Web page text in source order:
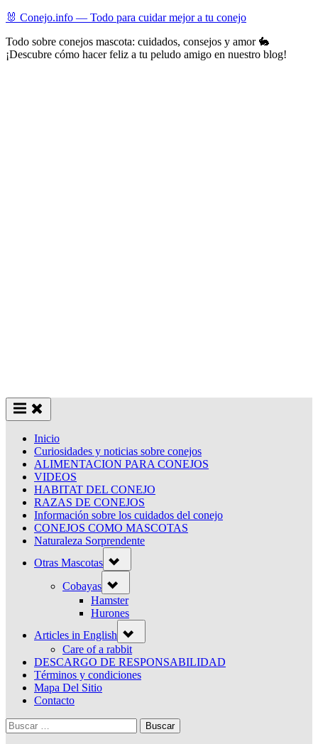
Skip
content
🐰 Conejo.info — Todo para cuidar mejor a tu conejo
Todo sobre conejos mascota: cuidados, consejos y amor 🐇
¡Descubre cómo hacer feliz a tu peludo amigo en nuestro blog!
Inicio
Curiosidades y noticias sobre conejos
ALIMENTACION PARA CONEJOS
VIDEOS
HABITAT DEL CONEJO
RAZAS DE CONEJOS
Información sobre los cuidados del conejo
CONEJOS COMO MASCOTAS
Naturaleza Sorprendente
Otras Mascotas sub-
menu
Cobayas sub-
menu
Hamster
Hurones
Articles in English
sub-
menu
Care of a rabbit
DESCARGO DE RESPONSABILIDAD
Términos y condiciones
Mapa Del Sitio
Contacto
Buscar: